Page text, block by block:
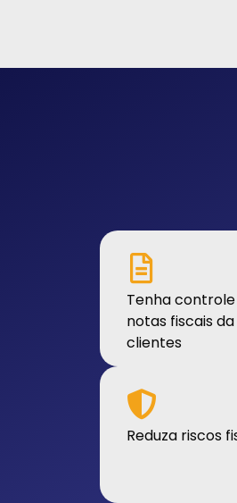
Tenha
notas fiscais
clientes
Reduza riscos